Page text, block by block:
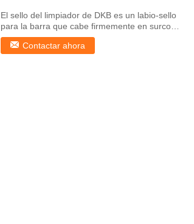
El sello del limpiador de DKB es un labio-sello
para la barra que cabe firmemente en surco.
El ...
Contactar ahora